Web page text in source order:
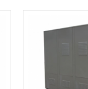
pour les clients à
avec